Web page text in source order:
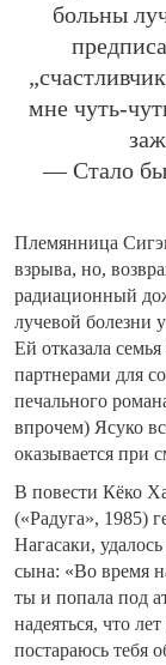
больны
мне чуть-
— Стало
Племянница
взрыва, но,
радиационный
лучевой болезни
Ей отказала
партнерами для
печального
впрочем) Ясуко
оказывается при
В повести Кёко
(«Радуга», 1985)
Нагасаки,
сына: «Во время
ты и попала под
надеяться, что
постараюсь тебя